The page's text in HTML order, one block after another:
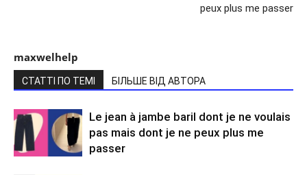
peux plus me passer
maxwelhelp
СТАТТІ ПО ТЕМІ БІЛЬШЕ ВІД АВТОРА
Le jean à jambe baril dont je ne voulais
pas mais dont je ne peux plus me
passer